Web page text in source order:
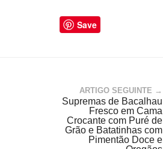
Save
ARTIGO SEGUINTE →
Supremas de Bacalhau
Fresco em Cama
Crocante com Puré de
Grão e Batatinhas com
Pimentão Doce e